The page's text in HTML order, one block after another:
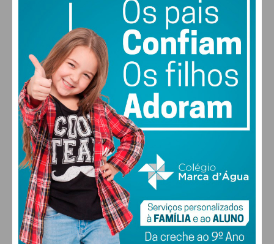
DOM SEG
30°
TER
31
QUA
FARMACIAS DE SERVIÇO EM PAÇOS DE
FERREIRA